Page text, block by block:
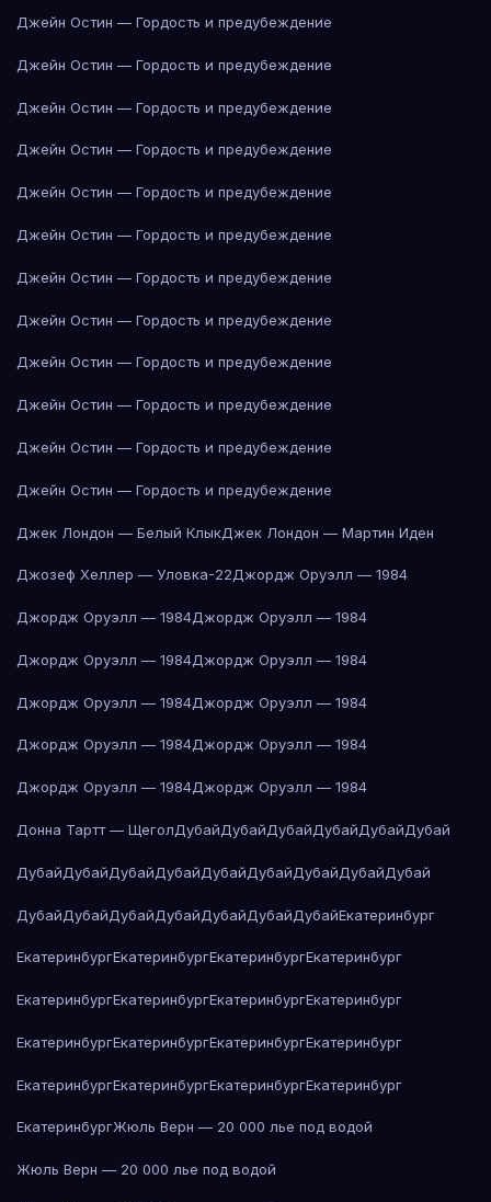
Джейн Остин — Гордость и предубеждение
Джейн Остин — Гордость и предубеждение
Джейн Остин — Гордость и предубеждение
Джейн Остин — Гордость и предубеждение
Джейн Остин — Гордость и предубеждение
Джейн Остин — Гордость и предубеждение
Джейн Остин — Гордость и предубеждение
Джейн Остин — Гордость и предубеждение
Джейн Остин — Гордость и предубеждение
Джейн Остин — Гордость и предубеждение
Джейн Остин — Гордость и предубеждение
Джейн Остин — Гордость и предубеждение
Джек Лондон — Белый КлыкДжек Лондон — Мартин Иден
Джозеф Хеллер — Уловка-22Джордж Оруэлл — 1984
Джордж Оруэлл — 1984Джордж Оруэлл — 1984
Джордж Оруэлл — 1984Джордж Оруэлл — 1984
Джордж Оруэлл — 1984Джордж Оруэлл — 1984
Джордж Оруэлл — 1984Джордж Оруэлл — 1984
Джордж Оруэлл — 1984Джордж Оруэлл — 1984
Донна Тартт — ЩеголДубайДубайДубайДубайДубайДубай
ДубайДубайДубайДубайДубайДубайДубайДубайДубай
ДубайДубайДубайДубайДубайДубайДубайЕкатеринбург
ЕкатеринбургЕкатеринбургЕкатеринбургЕкатеринбург
ЕкатеринбургЕкатеринбургЕкатеринбургЕкатеринбург
ЕкатеринбургЕкатеринбургЕкатеринбургЕкатеринбург
ЕкатеринбургЕкатеринбургЕкатеринбургЕкатеринбург
ЕкатеринбургЖюль Верн — 20 000 лье под водой
Жюль Верн — 20 000 лье под водой